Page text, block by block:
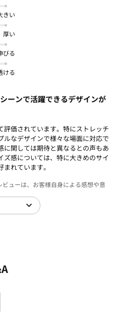
きい
厚い
びる
ける
ーンで活躍できるデザインが
価されています。特にストレッチ
なデザインで様々な場面に対応で
に関しては期待と異なるとの声もあ
感については、特に大きめのサイ
れています。
ューは、お客様自身による感想や意